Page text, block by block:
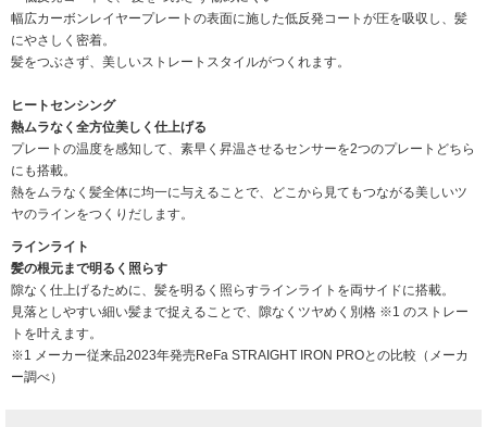
幅広カーボンレイヤープレートの表面に施した低反発コートが圧を吸収し、髪
にやさしく密着。
髪をつぶさず、美しいストレートスタイルがつくれます。
ヒートセンシング
熱ムラなく全方位美しく仕上げる
プレートの温度を感知して、素早く昇温させるセンサーを2つのプレートどちら
にも搭載。
熱をムラなく髪全体に均一に与えることで、どこから見てもつながる美しいツ
ヤのラインをつくりだします。
ラインライト
髪の根元まで明るく照らす
隙なく仕上げるために、髪を明るく照らすラインライトを両サイドに搭載。
見落としやすい細い髪まで捉えることで、隙なくツヤめく別格 ※1 のストレー
トを叶えます。
※1 メーカー従来品2023年発売ReFa STRAIGHT IRON PROとの比較（メーカ
ー調べ）